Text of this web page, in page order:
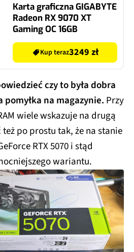
Karta graficzna GIGABYTE
Radeon RX 9070 XT
Gaming OC 16GB
Kup teraz3249 zł
czy to była dobra
pomyłka na magazynie. Przy
wiele wskazuje na drugą
po prostu tak, że na stanie
RTX 5070 i stąd
wariantu.